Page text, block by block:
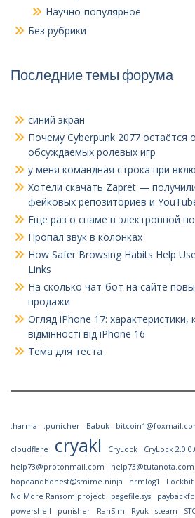
Научно-популярное
Без рубрики
Последние темы форума
синий экран
Почему Cyberpunk 2077 остаётся
обсуждаемых ролевых игр
у меня командная строка при
Хотели скачать Zapret —
фейковых репозиториев и
Еще раз о спаме в электронной
Пропал звук в колонках
How Safer Browsing Habits Help
Links
На сколько чат-бот на сайте
продажи
Огляд iPhone 17:
відмінності від iPhone 16
Тема для теста
.harma .punicher Babuk
cloudflare cryakl CryLock CryLock
help73@protonmail.com
help73@tutanota.com
hopeandhonest@smime.ninja
hrmlog1
Lockbit
No More Ransom project
pagefile.sys
powershell
punisher RanSim Ryuk steam